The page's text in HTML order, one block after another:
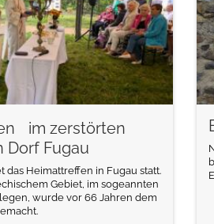
im zerstörten
Dorf Fugau
das Heimattreffen in Fugau statt.
Gebiet, im sogeannten
wurde vor 66 Jahren dem